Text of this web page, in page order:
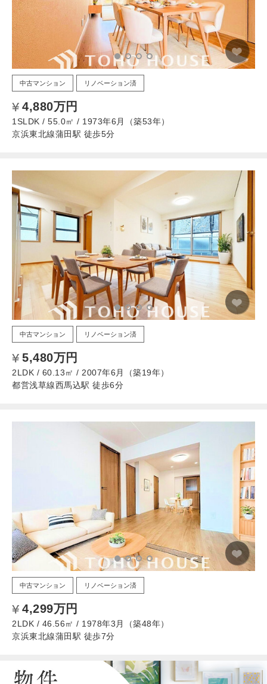
中古マンション リノベーション済
4,880万円
1SLDK / 55.0㎡ / 1973年6月（築53年）
京浜東北線蒲田駅 徒歩5分
中古マンション リノベーション済
5,480万円
2LDK / 60.13㎡ / 2007年6月（築19年）
都営浅草線西馬込駅 徒歩6分
中古マンション リノベーション済
4,299万円
2LDK / 46.56㎡ / 1978年3月（築48年）
京浜東北線蒲田駅 徒歩7分